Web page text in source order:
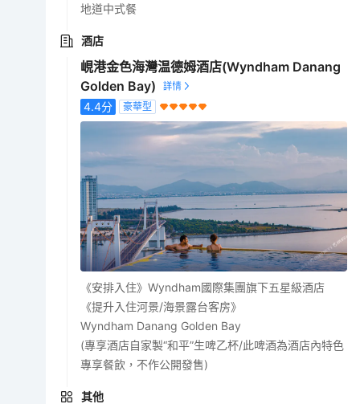
地道中式餐
酒店
峴港金色海灣温德姆酒店(Wyndham Danang
Golden Bay)
4.4分 豪華型
《安排入住》Wyndham國際集團旗下五星級酒店
《提升入住河景/海景露台客房》
Wyndham Danang Golden Bay
(專享酒店自家製“和平”生啤乙杯/此啤酒為酒店內特色
專享餐飲，不作公開發售)
其他